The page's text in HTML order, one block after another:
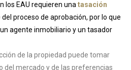
los EAU requieren unatasación
proceso de aprobación, por lo que
agente inmobiliario y un tasador
de la propiedad puede tomar
del mercado y de las preferencias